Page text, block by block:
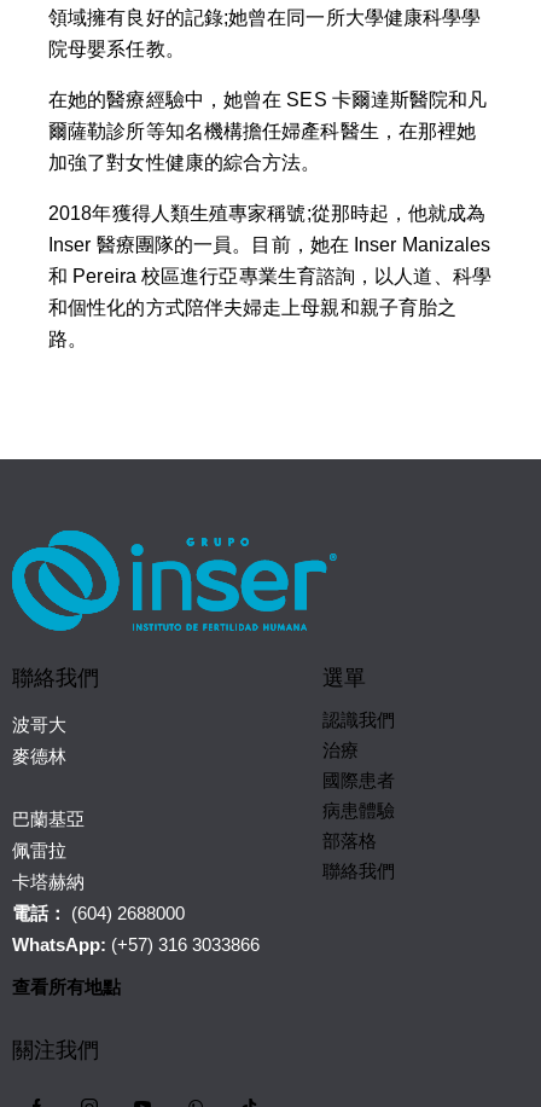
領域擁有良好的記錄;她曾在同一所大學健康科學學
院母嬰系任教。
在她的醫療經驗中，她曾在 SES 卡爾達斯醫院和凡
爾薩勒診所等知名機構擔任婦產科醫生，在那裡她
加強了對女性健康的綜合方法。
2018年獲得人類生殖專家稱號;從那時起，他就成為
Inser 醫療團隊的一員。目前，她在 Inser Manizales
和 Pereira 校區進行亞專業生育諮詢，以人道、科學
和個性化的方式陪伴夫婦走上母親和親子育胎之
路。
聯絡我們
波哥大
麥德林
巴蘭基亞
佩雷拉
卡塔赫納
電話：
(604) 2688000
WhatsApp: (+57) 316 3033866
查看所有地點
選單
認識我們
治療
國際患者
病患體驗
部落格
聯絡我們
關注我們